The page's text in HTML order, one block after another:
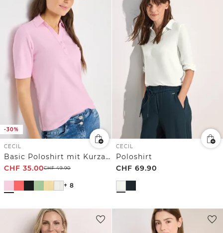
-30%
CECIL
Basic Poloshirt mit Kurzarm
CHF 35.00CHF49.90
+ 8
CECIL
Poloshirt
CHF 69.90